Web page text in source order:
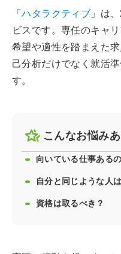
「ハタラクティブ 」は
ビスです。専任のキャ
希望や適性を踏まえた
己分析だけでなく就活
す。
こんなお悩み
向いている仕事ある
自分と同じような人
資格は取るべき？